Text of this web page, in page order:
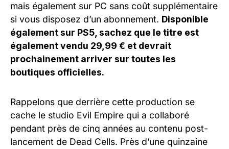
mais également sur PC sans coût supplémentaire
si vous disposez d’un abonnement. Disponible
également sur PS5, sachez que le titre est
également vendu 29,99 € et devrait
prochainement arriver sur toutes les
boutiques officielles.
Rappelons que derrière cette production se
cache le studio Evil Empire qui a collaboré
pendant près de cinq années au contenu post-
lancement de Dead Cells. Près d’une quinzaine